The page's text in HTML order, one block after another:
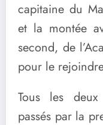
capitaine du
et la montée
second, de
pour le
Tous les deux
passés par la